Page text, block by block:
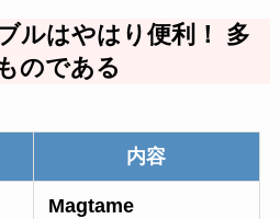
ルはやはり便利！ 多
のである
内容
Magtame